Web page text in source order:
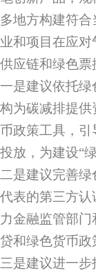
多地方构建符
业和项目在应
供应链和绿色
一是建议依托
构为碳减排提
币政策工具，
投放，为建设“
二是建议完善
代表的第三方
力金融监管部
贷和绿色货币政
三是建议进一